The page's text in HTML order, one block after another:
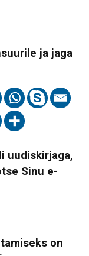
ja jaga
uudiskirjaga,
Sinu e-
on